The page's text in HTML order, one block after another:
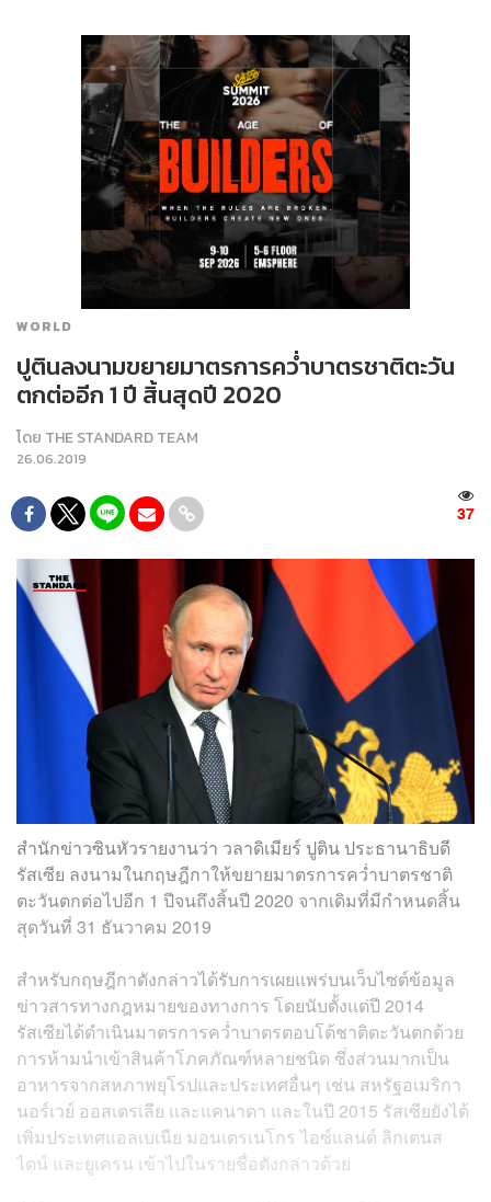
WORLD
ปูตินลงนามขยายมาตรการคว่ำบาตรชาติตะวัน
ตกต่ออีก 1 ปี สิ้นสุดปี 2020
โดย THE STANDARD TEAM
26.06.2019
37
สำนักข่าวซินหัวรายงานว่า วลาดิเมียร์ ปูติน ประธานาธิบดี
รัสเซีย ลงนามในกฤษฎีกาให้ขยายมาตรการคว่ำบาตรชาติ
ตะวันตกต่อไปอีก 1 ปีจนถึงสิ้นปี 2020 จากเดิมที่มีกำหนดสิ้น
สุดวันที่ 31 ธันวาคม 2019
สำหรับกฤษฎีกาดังกล่าวได้รับการเผยแพร่บนเว็บไซต์ข้อมูล
ข่าวสารทางกฎหมายของทางการ โดยนับตั้งแต่ปี 2014
รัสเซียได้ดำเนินมาตรการคว่ำบาตรตอบโต้ชาติตะวันตกด้วย
การห้ามนำเข้าสินค้าโภคภัณฑ์หลายชนิด ซึ่งส่วนมากเป็น
อาหารจากสหภาพยุโรปและประเทศอื่นๆ เช่น สหรัฐอเมริกา
นอร์เวย์ ออสเตรเลีย และแคนาดา และในปี 2015 รัสเซียยังได้
เพิ่มประเทศแอลเบเนีย มอนเตรเนโกร ไอซ์แลนด์ ลิกเตนส
ไตน์ และยูเครน เข้าไปในรายชื่อดังกล่าวด้วย